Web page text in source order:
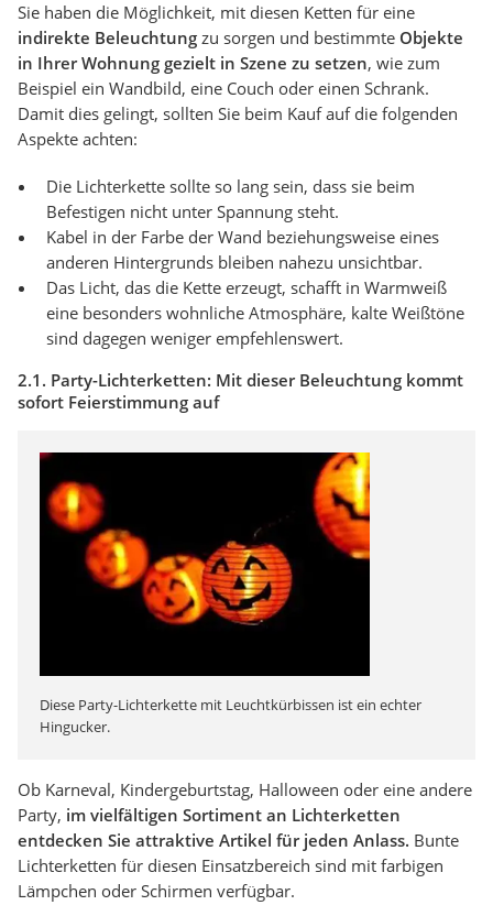
Sie haben die Möglichkeit, mit diesen Ketten für eine
indirekte Beleuchtung zu sorgen und bestimmte Objekte
in Ihrer Wohnung gezielt in Szene zu setzen, wie zum
Beispiel ein Wandbild, eine Couch oder einen Schrank.
Damit dies gelingt, sollten Sie beim Kauf auf die folgenden
Aspekte achten:
Die Lichterkette sollte so lang sein, dass sie beim
Befestigen nicht unter Spannung steht.
Kabel in der Farbe der Wand beziehungsweise eines
anderen Hintergrunds bleiben nahezu unsichtbar.
Das Licht, das die Kette erzeugt, schafft in Warmweiß
eine besonders wohnliche Atmosphäre, kalte Weißtöne
sind dagegen weniger empfehlenswert.
2.1. Party-Lichterketten: Mit dieser Beleuchtung kommt
sofort Feierstimmung auf
Diese Party-Lichterkette mit Leuchtkürbissen ist ein echter
Hingucker.
Ob Karneval, Kindergeburtstag, Halloween oder eine andere
Party, im vielfältigen Sortiment an Lichterketten
entdecken Sie attraktive Artikel für jeden Anlass. Bunte
Lichterketten für diesen Einsatzbereich sind mit farbigen
Lämpchen oder Schirmen verfügbar.